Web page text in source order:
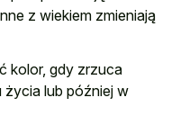
z wiekiem zmieniają
kolor, gdy zrzuca
życia lub później w